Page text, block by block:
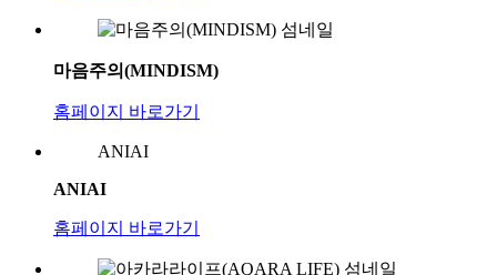
마음주의(MINDISM)
홈페이지 바로가기
ANIAI
ANIAI
홈페이지 바로가기